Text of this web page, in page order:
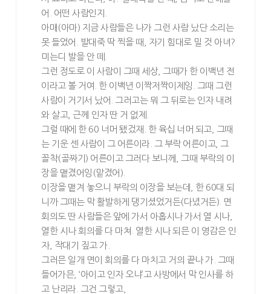
어. 어떤 사람인지.
아매(아마) 지금 사람들은 나가 그런 사람 났단 소리는
못 들었어. 발대죽 딱 찍을 때, 자기 힘대로 밀 것 아녀?
미는디 발을 안 떼.
그런 정도로 이 사람이 그때 세상, 그때가 한 이백년 전
이라고 볼 거여. 한 이백년 이짝저짝이제잉. 그때 그런
사람이 거기서 났어. 그러고는 뭐 그 뒤로는 인자 내려
와 살고, 근께 인자 딴 거 없제.
그럴 때에 한 60 너머 됐겄재. 한 육십 너머 되고, 그때
는 기운 센 사람이 그 어른이라. 그 부락 어른이고, 그
꼴착(골짜기) 어른이고 그러다 보니께, 그때 부락의 이
장을 맽겼어잉(맡겼어).
이장을 맽겨 놓으니 부락의 이장을 보는데, 한 60대 되
니까 그때는 막 활발하게 댕기셨었거든(다녔거든). 면
회의도 딴 사람들은 앞에 가서 아홉시나 가서 열 시나,
열한 시나 회의를 다 마쳐. 열한 시나 되믄 이 영감은 인
자, 작대기 짚고 가.
그러믄 일개 면이 회의를 다 마치고 거의 끝나 가. 그때
들어가믄, ‘아이고 인자 오냐’고 사방에서 막 인사를 하
고 난리라. 그건 그렇고,